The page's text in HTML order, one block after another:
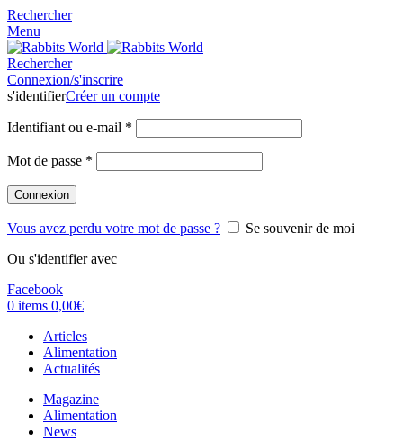
Rechercher
Menu
Rechercher
Connexion/s'inscrire
s'identifierCréer un compte
Identifiant ou e-mail *
Mot de passe *
Connexion
Vous avez perdu votre mot de passe ?
Se souvenir de moi
Ou s'identifier avec
Facebook
0 items 0,00€
Articles
Alimentation
Actualités
Magazine
Alimentation
News